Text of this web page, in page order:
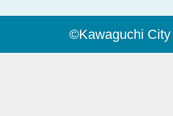
©Kawaguchi City